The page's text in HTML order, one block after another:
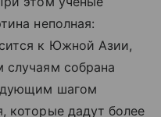
неполная:
к Южной Азии,
собрана
шагом
которые дадут более